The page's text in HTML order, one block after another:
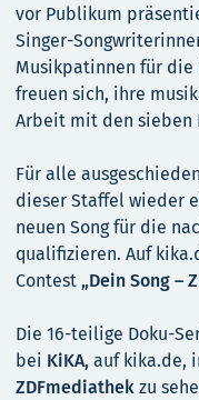
vor Publikum
Singer-
Musikpatinnen für die
freuen sich, ihre
Arbeit mit den sieben
Für alle
dieser Staffel wieder
neuen Song für die
qualifizieren. Auf
Contest „Dein Song –
Die 16-teilige Doku-
bei KiKA, auf kika.de,
ZDFmediathek zu